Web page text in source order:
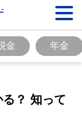
金 年金
？ 知って